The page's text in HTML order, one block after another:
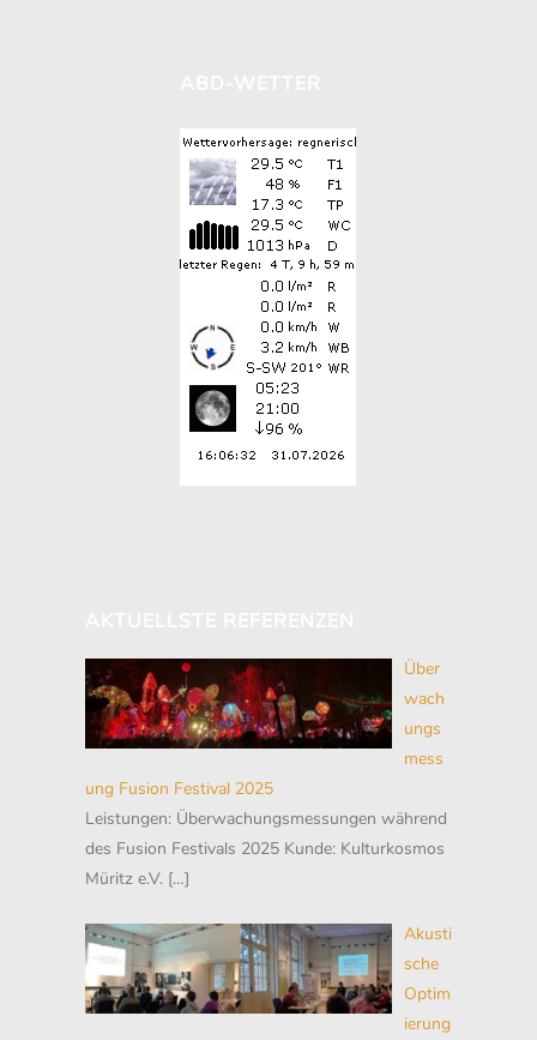
Über
wach
ungs
mess
ung Fusion Festival 2025
Leistungen: Überwachungsmessungen während
des Fusion Festivals 2025 Kunde: Kulturkosmos
Müritz e.V. […]
Akusti
sche
Optim
ierung